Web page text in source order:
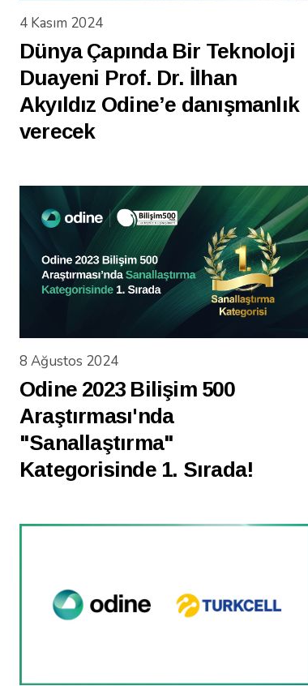
4 Kasım 2024
Dünya Çapında Bir Teknoloji
Duayeni Prof. Dr. İlhan
Akyıldız Odine’e danışmanlık
verecek
8 Ağustos 2024
Odine 2023 Bilişim 500
Araştırması'nda
"Sanallaştırma"
Kategorisinde 1. Sırada!